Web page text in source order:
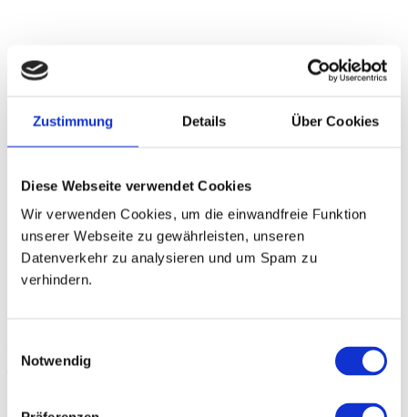
Zustimmung Details Über Cookies
Diese Webseite verwendet Cookies
Wir verwenden Cookies, um die einwandfreie Funktion
unserer Webseite zu gewährleisten, unseren
Datenverkehr zu analysieren und um Spam zu
verhindern.
Notwendig
Trainingsfläche / Fitness
Mo - Fr